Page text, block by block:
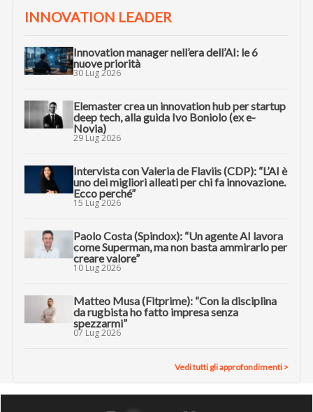
INNOVATION LEADER
Innovation manager nell’era dell’AI: le 6
nuove priorità
30 Lug 2026
Elemaster crea un innovation hub per startup
deep tech, alla guida Ivo Boniolo (ex e-
Novia)
29 Lug 2026
Intervista con Valeria de Flaviis (CDP): “L’AI è
uno dei migliori alleati per chi fa innovazione.
Ecco perché”
15 Lug 2026
Paolo Costa (Spindox): “Un agente AI lavora
come Superman, ma non basta ammirarlo per
creare valore”
10 Lug 2026
Matteo Musa (Fitprime): “Con la disciplina
da rugbista ho fatto impresa senza
spezzarmi”
07 Lug 2026
Vedi tutti gli approfondimenti >